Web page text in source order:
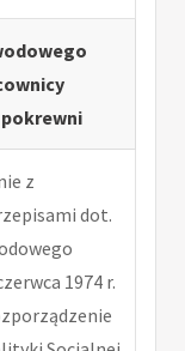
z
dot.
1974 r.